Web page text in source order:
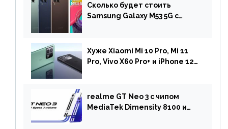
Сколько будет стоить
Samsung Galaxy M53 5G с
Хуже Xiaomi Mi 10 Pro, Mi 11
Pro, Vivo X60 Pro+ и iPhone 12
OnePlus 10 Pro
realme GT Neo 3 с чипом
MediaTek Dimensity 8100 и